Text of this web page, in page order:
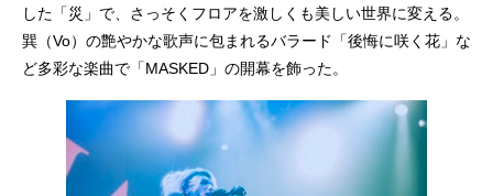
した「災」で、さっそくフロアを激しくも美しい世界に変える。
巽（Vo）の艶やかな歌声に包まれるバラード「後悔に咲く花」な
ど多彩な楽曲で「MASKED」の開幕を飾った。